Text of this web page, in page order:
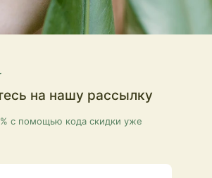
на нашу рассылку
с помощью кода скидки уже